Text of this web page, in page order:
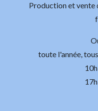
Production et vente
toute l'année,